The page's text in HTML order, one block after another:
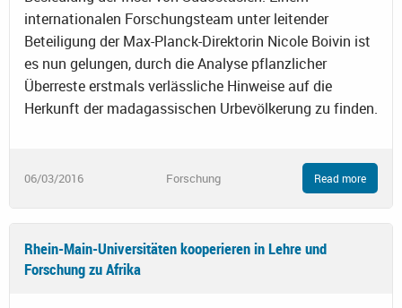
internationalen Forschungsteam unter leitender
Beteiligung der Max-Planck-Direktorin Nicole Boivin ist
es nun gelungen, durch die Analyse pflanzlicher
Überreste erstmals verlässliche Hinweise auf die
Herkunft der madagassischen Urbevölkerung zu finden.
06/03/2016 Forschung Read more
Rhein-Main-Universitäten kooperieren in Lehre und
Forschung zu Afrika